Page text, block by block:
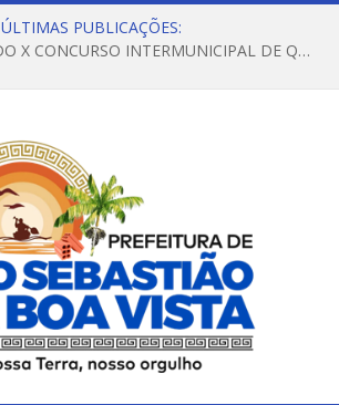
ÚLTIMAS PUBLICAÇÕES:
REGULAMENTO DO X CONCURSO INTERMUNICIPAL DE QUADRILHAS JUNINAS – 2026 – ARRAIÁ DA VENEZA